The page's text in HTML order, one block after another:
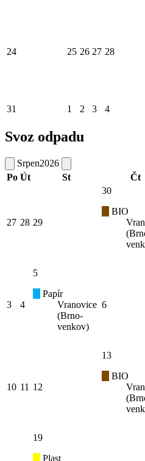
24 25 26 27 28
31 1 2 3 4
Svoz odpadu
Srpen2026
Po Út St Čt
27 28 29
30
BIO
3 4
5
Papír
Vranovice
(Brno-
venkov)
6
10 11 12
13
BIO
19
Plast